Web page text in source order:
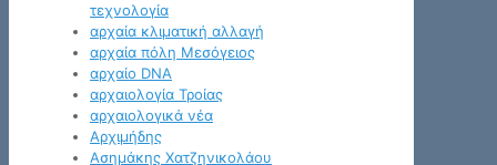
τεχνολογία
αρχαία κλιματική αλλαγή
αρχαία πόλη Μεσόγειος
αρχαίο DNA
αρχαιολογία Τροίας
αρχαιολογικά νέα
Αρχιμήδης
Ασημάκης Χατζηνικολάου